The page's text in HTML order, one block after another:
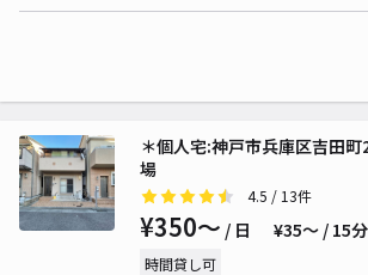
＊個人宅:神戸市兵庫区吉田
場
4.5 / 13件
¥350〜 / 日 ¥35〜 / 15分
時間貸し可